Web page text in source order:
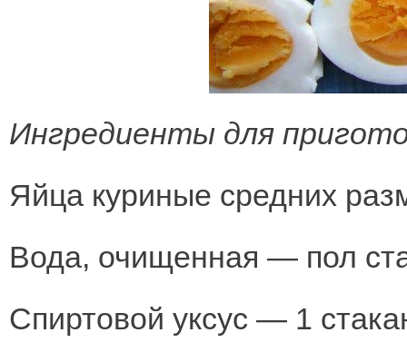
Ингредиенты для
Яйца куриные средних
Вода, очищенная — пол
Спиртовой уксус — 1